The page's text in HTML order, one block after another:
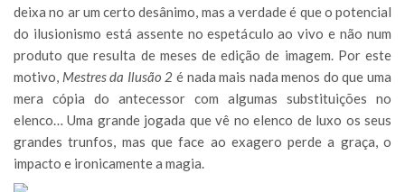
deixa no ar um certo desânimo, mas a verdade é que o potencial
do ilusionismo está assente no espetáculo ao vivo e não num
produto que resulta de meses de edição de imagem. Por este
motivo, Mestres da Ilusão 2 é nada mais nada menos do que uma
mera cópia do antecessor com algumas substituições no
elenco… Uma grande jogada que vê no elenco de luxo os seus
grandes trunfos, mas que face ao exagero perde a graça, o
impacto e ironicamente a magia.